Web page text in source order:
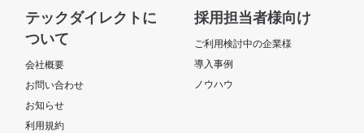
テックダイレクトに
ついて
会社概要
お問い合わせ
お知らせ
利用規約
採用担当者様向け
ご利用検討中の企業様
導入事例
ノウハウ